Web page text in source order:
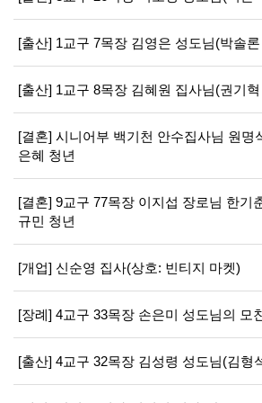
[출산] 1교구 7목장 김영은 성도님(박솔
[출산] 1교구 8목장 김혜원 집사님(권기
[결혼] 시니어부 백기천 안수집사님 원명
은혜 청년
[결혼] 9교구 77목장 이지섭 장로님 한기
규민 청년
[개업] 신순영 집사(상호: 빈티지 마켓)
[장례] 4교구 33목장 손은미 성도님의 모
[출산] 4교구 32목장 김성령 성도님(김형